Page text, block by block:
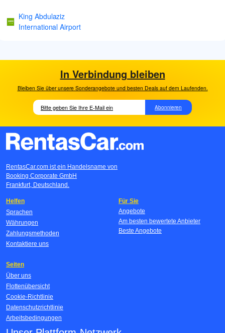
King Abdulaziz
International Airport
In Verbindung bleiben
Bleiben Sie über unsere Sonderangebote und besten Deals auf dem Laufenden.
Abonnieren
RentasCar.com ist ein Handelsname von
Booking Corporate GmbH
Frankfurt, Deutschland.
Helfen
Sprachen
Währungen
Zahlungsmethoden
Kontaktiere uns
Für Sie
Angebote
Am besten bewertete Anbieter
Beste Angebote
Seiten
Über uns
Flottenübersicht
Cookie-Richtlinie
Datenschutzrichtlinie
Arbeitsbedingungen